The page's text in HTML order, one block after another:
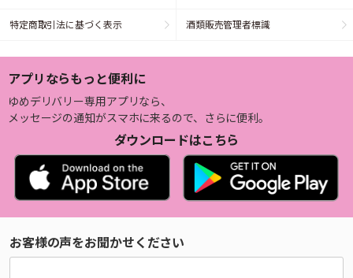
特定商取引法に基づく表示 酒類販売管理者標識
アプリならもっと便利に
ゆめデリバリー専用アプリなら、
メッセージの通知がスマホに来るので、さらに便利。
ダウンロードはこちら
お客様の声をお聞かせください